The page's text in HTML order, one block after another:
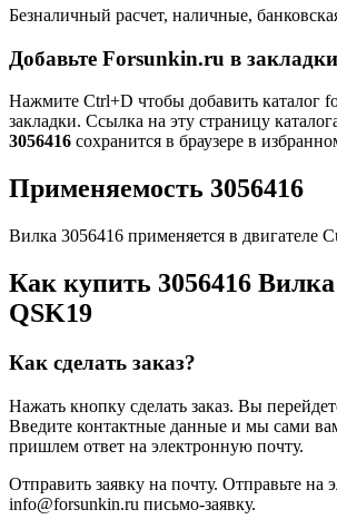
Безналичный расчет, наличные,
Добавьте Forsunkin.ru в закладки
Нажмите Ctrl+D чтобы добавить каталог
закладки. Ссылка на эту страницу
3056416 сохранится в браузере в
Применяемость 3056416
Вилка 3056416 применяется в двигателе
Как купить 3056416
QSK19
Как сделать заказ?
Нажать кнопку сделать заказ. Вы
Введите контактные данные и мы сами
пришлем ответ на электронную почту.
Отправить заявку на почту. Отправьте на
info@forsunkin.ru письмо-заявку.